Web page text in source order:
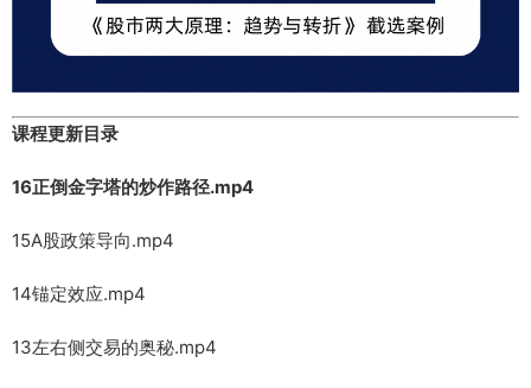
课程更新目录
16正倒金字塔的炒作路径.mp4
15A股政策导向.mp4
14锚定效应.mp4
13左右侧交易的奥秘.mp4